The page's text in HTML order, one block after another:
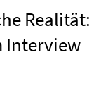
Realität:
Interview